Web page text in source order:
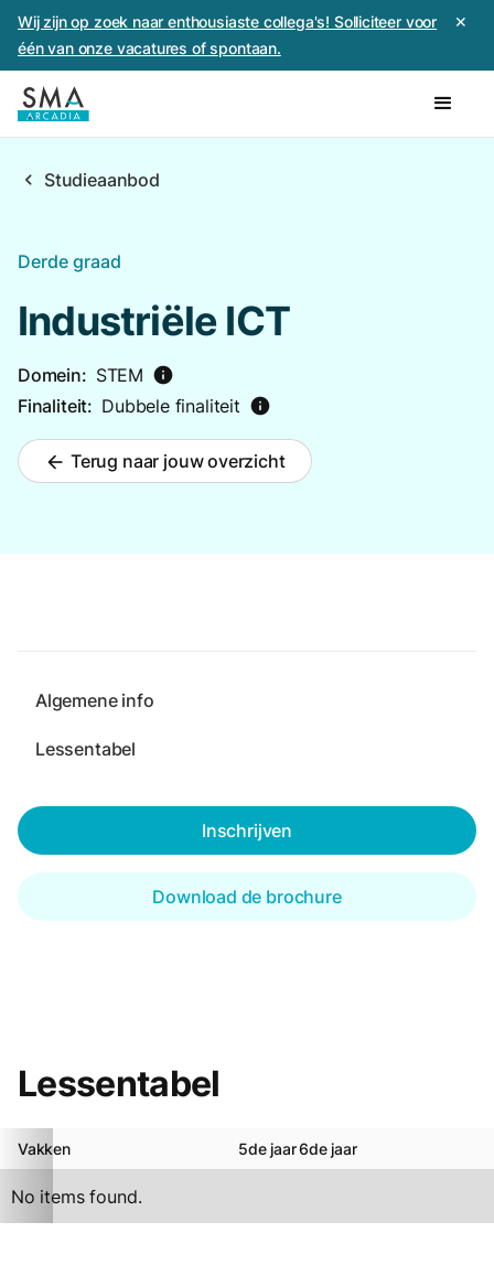
Wij zijn op zoek naar enthousiaste collega's! Solliciteer voor
één van onze vacatures of spontaan.
✕
chevron_left Studieaanbod
Derde graad
Industriële ICT
Domein: STEM info
Finaliteit: Dubbele finaliteit info
arrow_back Terug naar jouw overzicht
Algemene info
Lessentabel
Inschrijven
Download de brochure
Lessentabel
Vakken 5de jaar6de jaar
No items found.